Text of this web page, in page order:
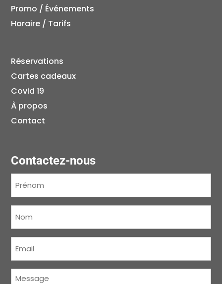
Promo / Événements
Horaire / Tarifs
Réservations
Cartes cadeaux
Covid 19
À propos
Contact
Contactez-nous
Message